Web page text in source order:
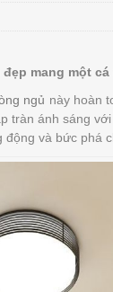
mang một
ngủ này hoàn
tràn ánh sáng
và bức phá